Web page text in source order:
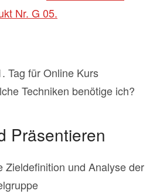
Nr. G 05.
Tag für Online Kurs
Techniken benötige ich?
Präsentieren
Zieldefinition und Analyse der